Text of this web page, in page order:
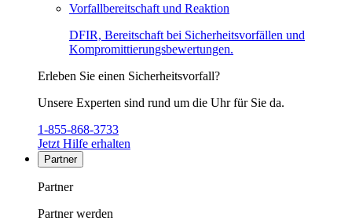
Vorfallbereitschaft und Reaktion
DFIR, Bereitschaft bei Sicherheitsvorfällen und
Kompromittierungsbewertungen.
Erleben Sie einen Sicherheitsvorfall?
Unsere Experten sind rund um die Uhr für Sie da.
1-855-868-3733
Jetzt Hilfe erhalten
Partner
Partner
Partner werden